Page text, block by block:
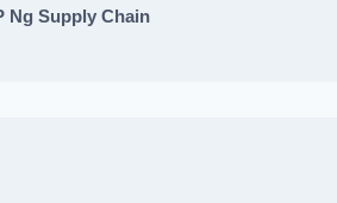
Ng Supply Chain